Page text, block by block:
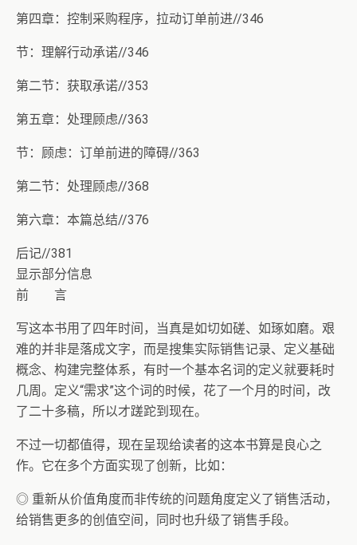
第四章：控制采购程序，拉动订单前进//346
节：理解行动承诺//346
第二节：获取承诺//353
第五章：处理顾虑//363
节：顾虑：订单前进的障碍//363
第二节：处理顾虑//368
第六章：本篇总结//376
后记//381
显示部分信息
前 言
写这本书用了四年时间，当真是如切如磋、如琢如磨。艰
难的并非是落成文字，而是搜集实际销售记录、定义基础
概念、构建完整体系，有时一个基本名词的定义就要耗时
几周。定义“需求”这个词的时候，花了一个月的时间，改
了二十多稿，所以才蹉跎到现在。
不过一切都值得，现在呈现给读者的这本书算是良心之
作。它在多个方面实现了创新，比如：
◎ 重新从价值角度而非传统的问题角度定义了销售活动，
给销售更多的创值空间，同时也升级了销售手段。